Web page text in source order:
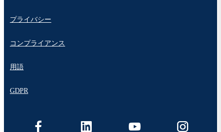
プライバシー
コンプライアンス
用語
GDPR